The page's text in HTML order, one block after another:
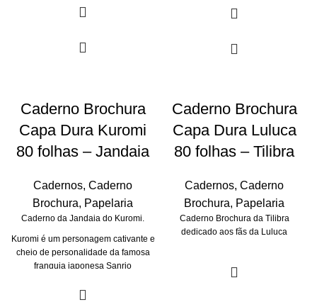
Caderno Brochura
Capa Dura Kuromi
80 folhas – Jandaia
Cadernos, Caderno
Brochura, Papelaria
Caderno da Jandaia do Kuromi.
Kuromi é um personagem cativante e
cheio de personalidade da famosa
franquia japonesa Sanrio
Caderno Brochura
Capa Dura Luluca
80 folhas – Tilibra
Cadernos, Caderno
Brochura, Papelaria
Caderno Brochura da Tilibra
dedicado aos fãs da Luluca